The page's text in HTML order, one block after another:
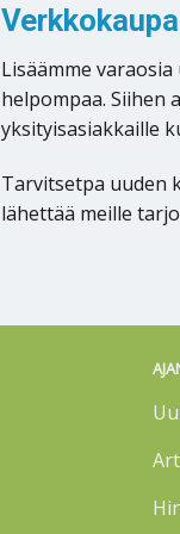
Lisäämme
helpompaa. Siihen
yksityisasiakkaille
Tarvitsetpa uuden
lähettää meille